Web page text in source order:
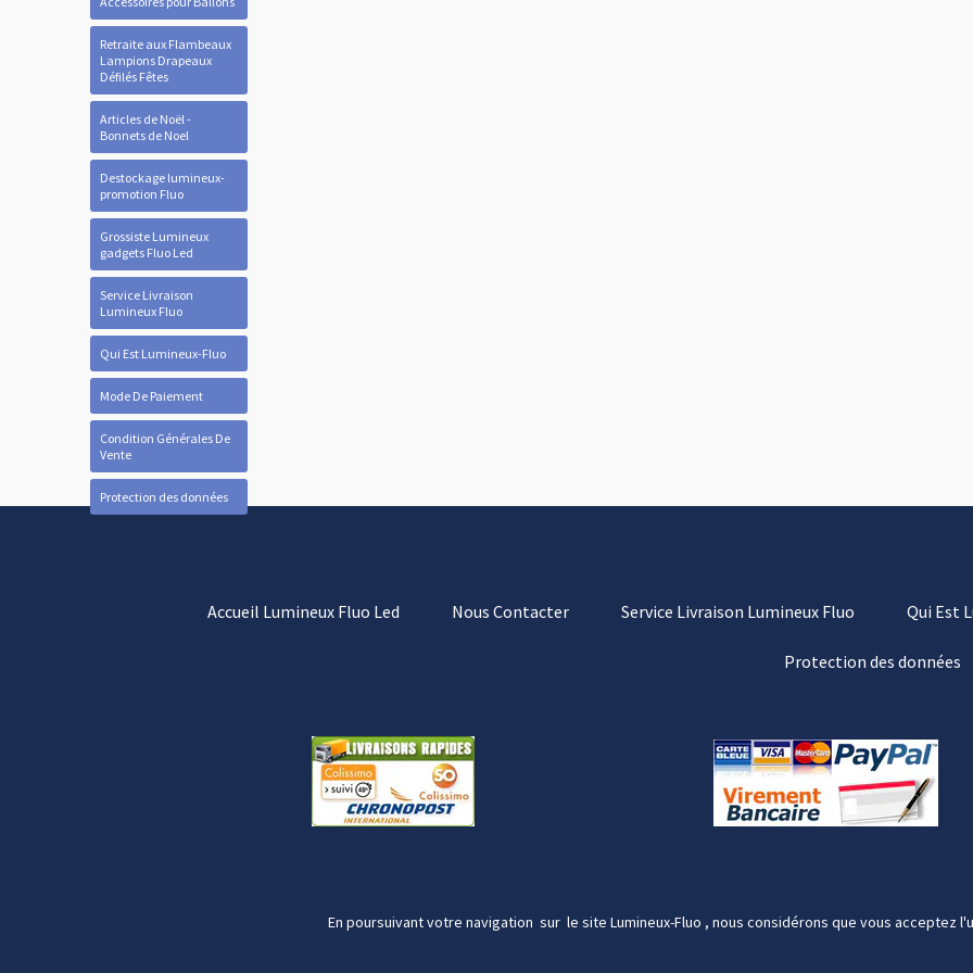
Retraite aux Flambeaux
Lampions Drapeaux
Défilés Fêtes
Articles de Noël -
Bonnets de Noel
Destockage lumineux-
promotion Fluo
Grossiste Lumineux
gadgets Fluo Led
Service Livraison
Lumineux Fluo
Qui Est Lumineux-Fluo
Mode De Paiement
Condition Générales De
Vente
Protection des données
Accueil Lumineux Fluo Led Nous Contacter Service Livraison Lumineux Fluo Qui Est
Protection des données
En poursuivant votre navigation sur le site Lumineux-Fluo , nous considérons que vous acceptez